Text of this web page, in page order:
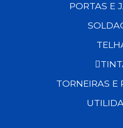
PORTAS E
TORNEIRAS E